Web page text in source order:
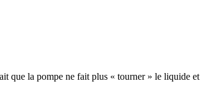
que la pompe ne fait plus « tourner » le liquide et